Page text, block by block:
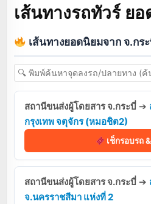
เส้นทางรถทัวร์ ย
เส้นทางยอดนิยมจาก จ.กร
สถานีขนส่งผู้โดยสาร จ.กระบี่ ➔
กรุงเทพ จตุจักร (หมอชิต2)
เช็กรอบรถ
สถานีขนส่งผู้โดยสาร จ.กระบี่ ➔
จ.นครราชสีมา แห่งที่ 2